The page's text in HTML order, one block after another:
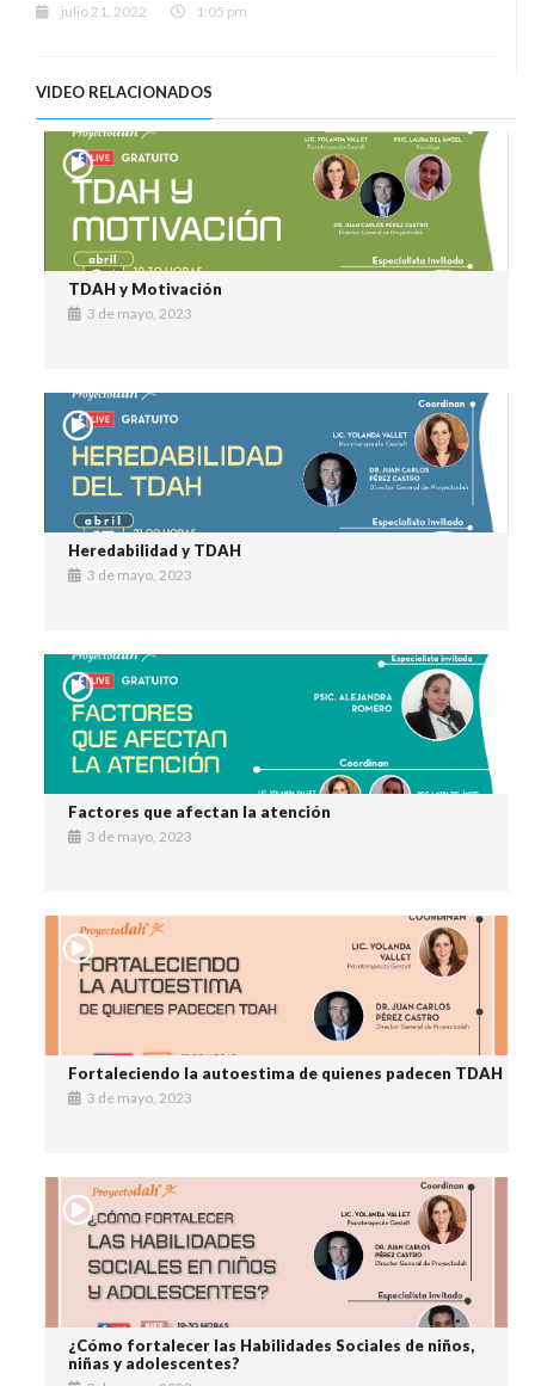
julio 21, 2022 1:05 pm
VIDEO RELACIONADOS
TDAH y Motivación
3 de mayo, 2023
Heredabilidad y TDAH
3 de mayo, 2023
Factores que afectan la atención
3 de mayo, 2023
Fortaleciendo la autoestima de quienes padecen TDAH
3 de mayo, 2023
¿Cómo fortalecer las Habilidades Sociales de niños,
niñas y adolescentes?